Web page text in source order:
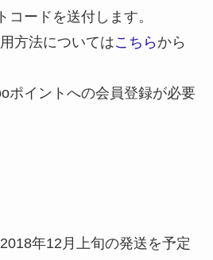
ードを送付します。
方法についてはこちら から
ポイントへの会員登録が必要
年12月上旬の発送を予定